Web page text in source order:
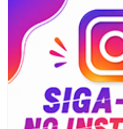
08/08/2026 | 07:00
Univali e Câmara de Vereadores de
discutir políticas públicas e inovação
BALNEÁRIO CAMBORIÚ